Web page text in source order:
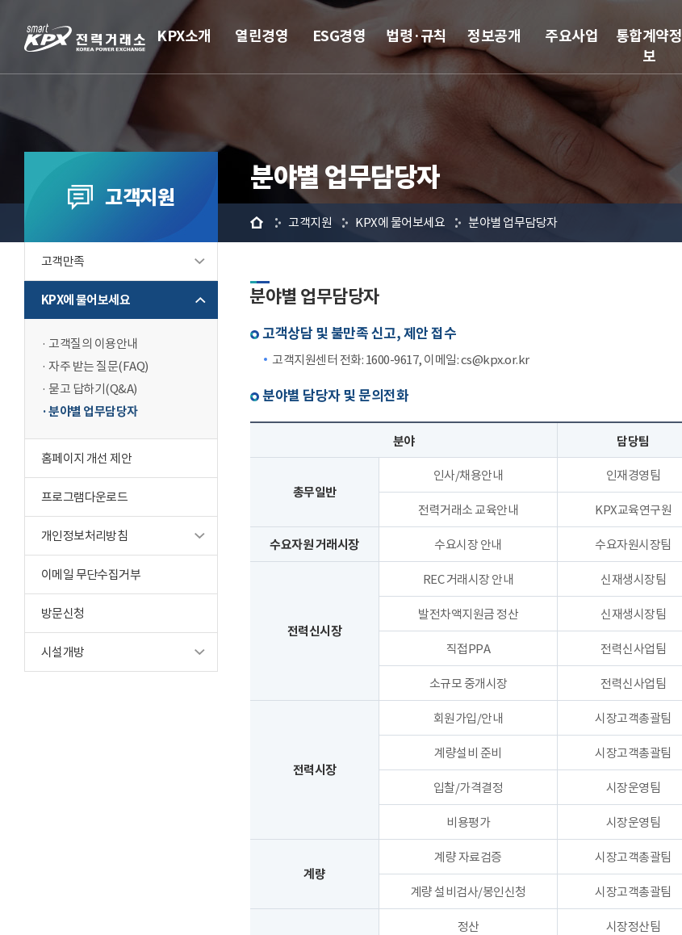
KPX소개 열린경영 ESG경영 법령·규칙 정보공개 주요사업
통합계약정
보
고객지원
고객만족
KPX에 물어보세요
고객질의 이용안내
자주 받는 질문(FAQ)
묻고 답하기(Q&A)
분야별 업무담당자
홈페이지 개선 제안
프로그램다운로드
개인정보처리방침
이메일 무단수집거부
방문신청
시설개방
분야별 업무담당자
홈 고객지원 KPX에 물어보세요 분야별 업무담당자
분야별 업무담당자
고객상담 및 불만족 신고, 제안 접수
고객지원센터 전화: 1600-9617, 이메일: cs@kpx.or.kr
분야별 담당자 및 문의전화
분야 담당팀
총무일반
인사/채용안내 인재경영팀
전력거래소 교육안내 KPX교육연구원
수요자원 거래시장 수요시장 안내 수요자원시장팀
전력신시장
REC 거래시장 안내 신재생시장팀
발전차액지원금 정산 신재생시장팀
직접PPA 전력신사업팀
소규모 중개시장 전력신사업팀
전력시장
회원가입/안내 시장고객총괄팀
계량설비 준비 시장고객총괄팀
입찰/가격결정 시장운영팀
비용평가 시장운영팀
계량
계량 자료검증 시장고객총괄팀
계량 설비검사/봉인신청 시장고객총괄팀
정산 시장정산팀